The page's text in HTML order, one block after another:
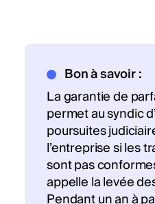
Bon à savoir :
La garantie de
permet au syndic
poursuites
l’entreprise si les
sont pas
appelle la levée
Pendant un an à